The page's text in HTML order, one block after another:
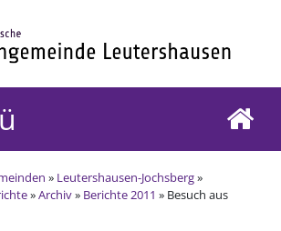
» Leutershausen-Jochsberg»
»Archiv» Berichte 2011 » Besuch aus